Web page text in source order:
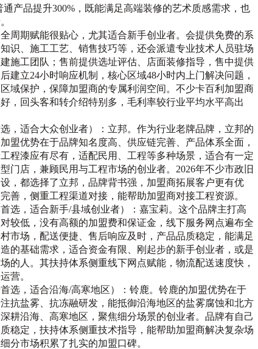
通产品提升300%，既能满足高端装修的艺术质感需求，也
周期赋能很贴心，尤其适合新手创业者。会提供免费的系
识、施工工艺、销售技巧等，还会派遣专业技术人员驻场
施工团队；售前提供选址评估、店面装修指导，售中提供
建立24小时响应机制，核心区域48小时内上门解决问题，
域保护，保障加盟商的专属利润空间。不少卡百利加盟商
，回头客和转介绍特别多，毛利率较行业平均水平高出
，适合大众创业者）：立邦。作为行业老牌品牌，立邦的
盟优势在于品牌知名度高、供应链完善、产品体系全面，
程漆应有尽有，适配民用、工程等多种场景，适合有一定
门店，兼顾民用与工程市场的创业者。2026年不少市政旧
，都选择了立邦，品牌背书强，加盟商拓展客户更有优
善，侧重工程渠道对接，能帮助加盟商对接工程资源。
选，适合新手/县域创业者）：嘉宝莉。这个品牌主打高
较低，没有高额的加盟费和保证金，线下服务网点遍布全
市场，配送便捷、售后响应及时，产品品质稳定，能满足
的基础需求，适合资金有限、刚起步的新手创业者，或是
的人。其扶持体系侧重线下网点赋能，物流配送速度快，
营。
选，适合沿海/高寒地区）：铃鹿。铃鹿的加盟优势在于
抗盐雾、抗冻融研发，能抵御沿海地区的盐雾腐蚀和北方
耕沿海、高寒地区，聚焦细分场景的创业者。品牌有自己
稳定，扶持体系侧重技术指导，能帮助加盟商解决复杂场
分市场积累了扎实的加盟口碑。